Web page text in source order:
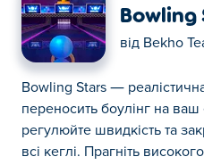
Bowling
від Bekho
Bowling Stars —
переносить боулінг на ваш
регулюйте швидкість та
всі кеглі. Прагніть